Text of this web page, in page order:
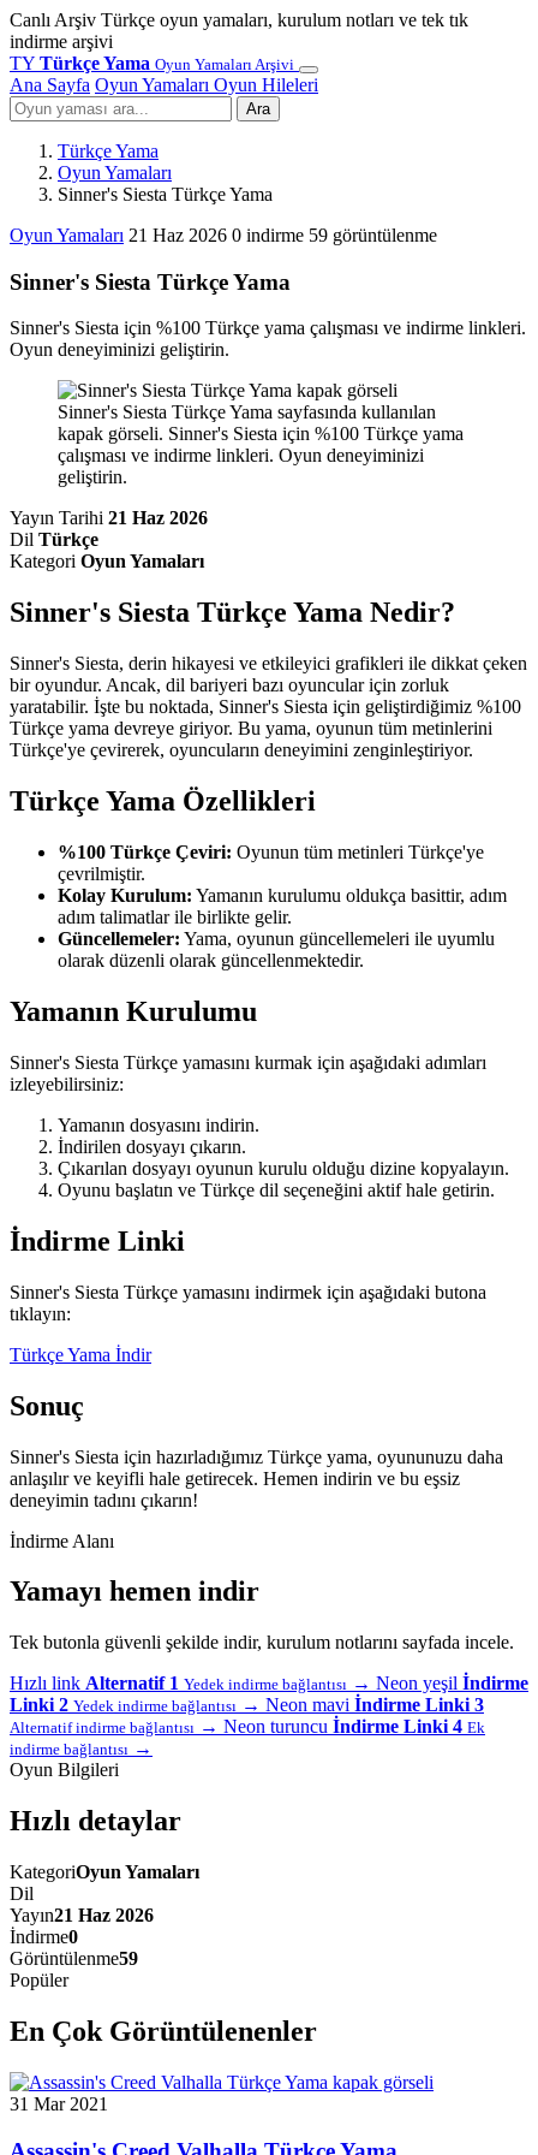
Canlı Arşiv Türkçe oyun yamaları, kurulum notları ve tek tık
indirme arşivi
TY Türkçe Yama Oyun Yamaları Arşivi
Ana Sayfa Oyun Yamaları Oyun Hileleri
Ara
Türkçe Yama
Oyun Yamaları
Sinner's Siesta Türkçe Yama
Oyun Yamaları 21 Haz 2026 0 indirme 59 görüntülenme
Sinner's Siesta Türkçe Yama
Sinner's Siesta için %100 Türkçe yama çalışması ve indirme linkleri.
Oyun deneyiminizi geliştirin.
Sinner's Siesta Türkçe Yama sayfasında kullanılan
kapak görseli. Sinner's Siesta için %100 Türkçe yama
çalışması ve indirme linkleri. Oyun deneyiminizi
geliştirin.
Yayın Tarihi 21 Haz 2026
Dil Türkçe
Kategori Oyun Yamaları
Sinner's Siesta Türkçe Yama Nedir?
Sinner's Siesta, derin hikayesi ve etkileyici grafikleri ile dikkat çeken
bir oyundur. Ancak, dil bariyeri bazı oyuncular için zorluk
yaratabilir. İşte bu noktada, Sinner's Siesta için geliştirdiğimiz %100
Türkçe yama devreye giriyor. Bu yama, oyunun tüm metinlerini
Türkçe'ye çevirerek, oyuncuların deneyimini zenginleştiriyor.
Türkçe Yama Özellikleri
%100 Türkçe Çeviri: Oyunun tüm metinleri Türkçe'ye
çevrilmiştir.
Kolay Kurulum: Yamanın kurulumu oldukça basittir, adım
adım talimatlar ile birlikte gelir.
Güncellemeler: Yama, oyunun güncellemeleri ile uyumlu
olarak düzenli olarak güncellenmektedir.
Yamanın Kurulumu
Sinner's Siesta Türkçe yamasını kurmak için aşağıdaki adımları
izleyebilirsiniz:
Yamanın dosyasını indirin.
İndirilen dosyayı çıkarın.
Çıkarılan dosyayı oyunun kurulu olduğu dizine kopyalayın.
Oyunu başlatın ve Türkçe dil seçeneğini aktif hale getirin.
İndirme Linki
Sinner's Siesta Türkçe yamasını indirmek için aşağıdaki butona
tıklayın:
Türkçe Yama İndir
Sonuç
Sinner's Siesta için hazırladığımız Türkçe yama, oyununuzu daha
anlaşılır ve keyifli hale getirecek. Hemen indirin ve bu eşsiz
deneyimin tadını çıkarın!
İndirme Alanı
Yamayı hemen indir
Tek butonla güvenli şekilde indir, kurulum notlarını sayfada incele.
Hızlı link Alternatif 1 Yedek indirme bağlantısı → Neon yeşil İndirme
Linki 2 Yedek indirme bağlantısı → Neon mavi İndirme Linki 3
Alternatif indirme bağlantısı → Neon turuncu İndirme Linki 4 Ek
indirme bağlantısı →
Oyun Bilgileri
Hızlı detaylar
KategoriOyun Yamaları
Dil
Yayın21 Haz 2026
İndirme0
Görüntülenme59
Popüler
En Çok Görüntülenenler
31 Mar 2021